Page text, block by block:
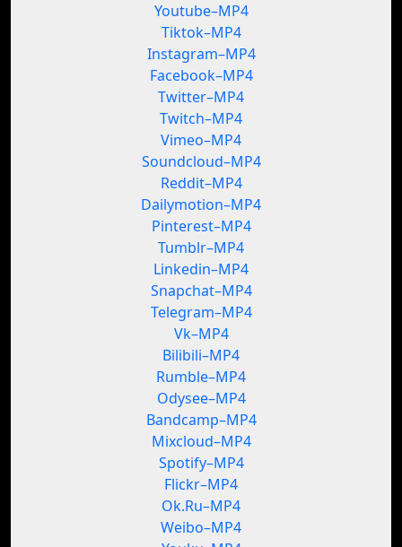
Youtube–MP4
Tiktok–MP4
Instagram–MP4
Facebook–MP4
Twitter–MP4
Twitch–MP4
Vimeo–MP4
Soundcloud–MP4
Reddit–MP4
Dailymotion–MP4
Pinterest–MP4
Tumblr–MP4
Linkedin–MP4
Snapchat–MP4
Telegram–MP4
Vk–MP4
Bilibili–MP4
Rumble–MP4
Odysee–MP4
Bandcamp–MP4
Mixcloud–MP4
Spotify–MP4
Flickr–MP4
Ok.Ru–MP4
Weibo–MP4